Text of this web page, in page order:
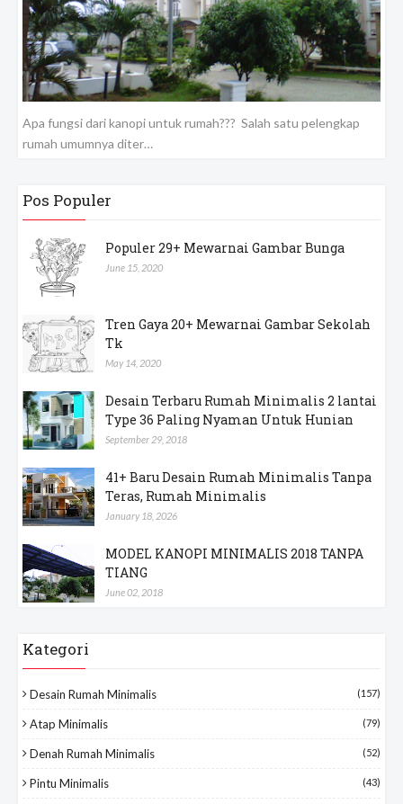
Apa fungsi dari kanopi untuk rumah??? Salah satu pelengkap
rumah umumnya diter…
Pos Populer
Populer 29+ Mewarnai Gambar Bunga
June 15, 2020
Tren Gaya 20+ Mewarnai Gambar Sekolah
Tk
May 14, 2020
Desain Terbaru Rumah Minimalis 2 lantai
Type 36 Paling Nyaman Untuk Hunian
September 29, 2018
41+ Baru Desain Rumah Minimalis Tanpa
Teras, Rumah Minimalis
January 18, 2026
MODEL KANOPI MINIMALIS 2018 TANPA
TIANG
June 02, 2018
Kategori
Desain Rumah Minimalis (157)
Atap Minimalis (79)
Denah Rumah Minimalis (52)
Pintu Minimalis (43)